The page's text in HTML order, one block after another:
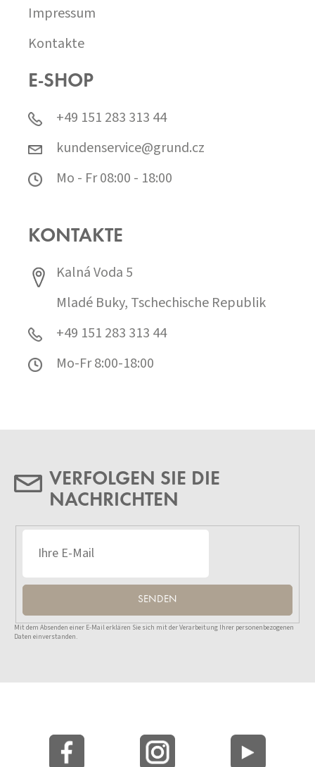
Impressum
Kontakte
E-SHOP
+49 151 283 313 44
kundenservice@grund.cz
Mo - Fr 08:00 - 18:00
KONTAKTE
Kalná Voda 5
Mladé Buky, Tschechische Republik
+49 151 283 313 44
Mo-Fr 8:00-18:00
VERFOLGEN SIE DIE
NACHRICHTEN
SENDEN
Mit dem Absenden einer E-Mail erklären Sie sich mit der Verarbeitung Ihrer personenbezogenen
Daten einverstanden.